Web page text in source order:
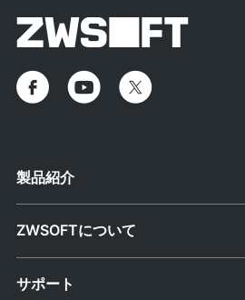
製品紹介
ZWSOFTについて
サポート